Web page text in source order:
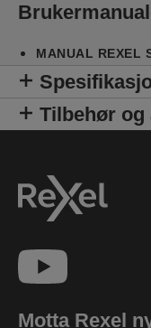
MANUAL REXEL
Tilbehør og
Motta Rexel